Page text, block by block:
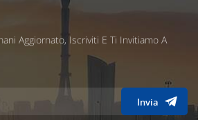
Aggiornato, Iscriviti E Ti Invitiamo A
Invia